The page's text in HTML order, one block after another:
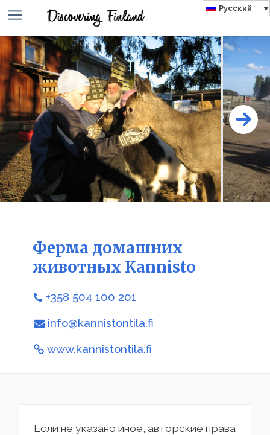
Русский
Ферма домашних
животных Kannisto
+358 504 100 201
info@kannistontila.fi
www.kannistontila.fi
Если не указано иное, авторские права